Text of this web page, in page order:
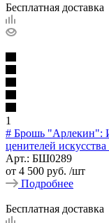
Бесплатная доставка
1
# Брошь "Арлекин":
ценителей
Арт.: БШ0289
от 4 500 руб. /шт
Подробнее
Бесплатная доставка